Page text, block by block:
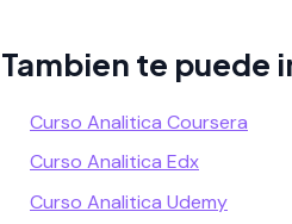
Tambien te puede
Curso Analitica Coursera
Curso Analitica Edx
Curso Analitica Udemy